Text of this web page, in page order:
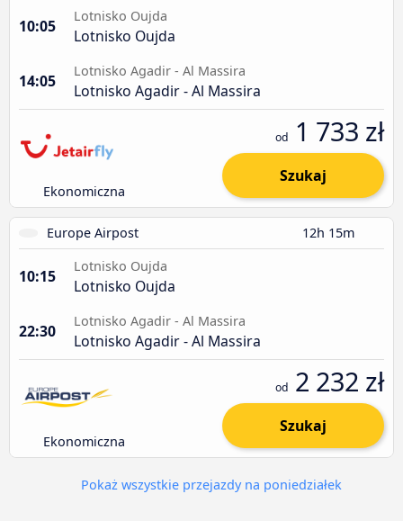
10:05
Lotnisko Oujda
Lotnisko Oujda
14:05
Lotnisko Agadir - Al Massira
Lotnisko Agadir - Al Massira
Ekonomiczna
od 1 733 zł
Szukaj
Europe Airpost 12h 15m
10:15
Lotnisko Oujda
Lotnisko Oujda
22:30
Lotnisko Agadir - Al Massira
Lotnisko Agadir - Al Massira
Ekonomiczna
od 2 232 zł
Szukaj
Pokaż wszystkie przejazdy na poniedziałek